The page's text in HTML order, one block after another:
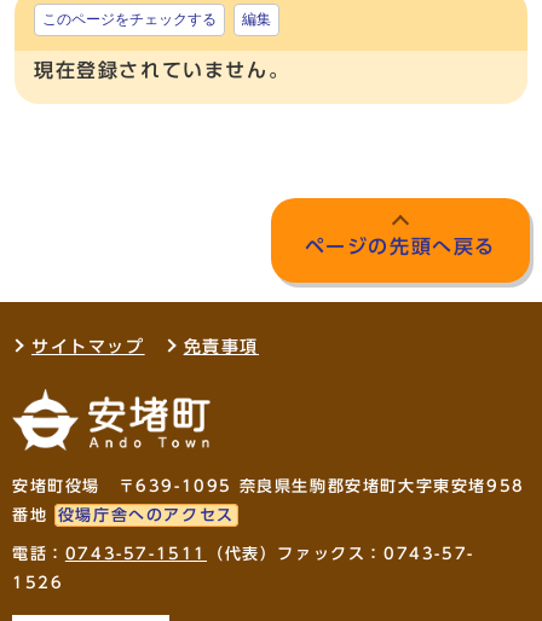
このページをチェックする 編集
現在登録されていません。
ページの先頭へ戻る
サイトマップ 免責事項
安堵町役場 〒639-1095 奈良県生駒郡安堵町大字東安堵958
番地
役場庁舎へのアクセス
電話： 0743-57-1511
（代表）ファックス：0743-57-
1526